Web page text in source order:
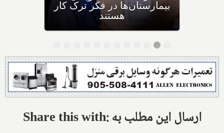
بیمارستان‌ها در فکر ترک کار
هستند
Share this with: ارسال این مطلب به